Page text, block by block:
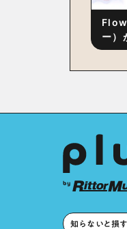
ー）
知らないと損